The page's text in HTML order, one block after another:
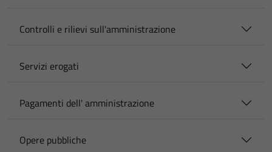
Controlli e rilievi sull'amministrazione
Servizi erogati
Pagamenti dell' amministrazione
Opere pubbliche